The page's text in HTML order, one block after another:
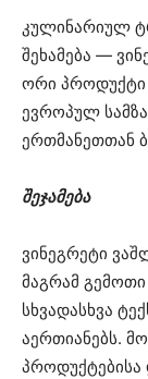
კულინარიულ
შეხამება —
ორი პროდუქტი
ევროპულ
ერთმანეთთან
შეჯამება
ვინეგრეტი
მაგრამ
სხვადასხვა
აერთიანებს.
პროდუქტებისა